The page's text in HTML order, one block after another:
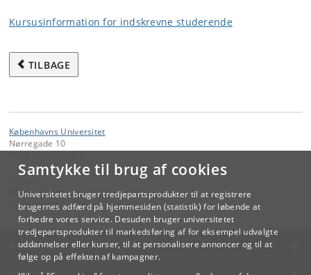
Samtykke til brug af cookies
Universitetet bruger tredjepartsprodukter til at registrere
brugernes adfærd på hjemmesiden (statistik) for løbende at
forbedre vores service. Desuden bruger universitetet
tredjepartsprodukter til markedsføring af for eksempel udvalgte
uddannelser eller kurser, til at personalisere annoncer og til at
følge op på effekten af kampagner.
Kursusinformation for indskrevne studerende
TILBAGE
Københavns Universitet
Nørregade 10
Videreuddannelse og Livslang Læring
lifelonglearning@adm.ku.dk
KØBENHAVNS UNIVERSITET